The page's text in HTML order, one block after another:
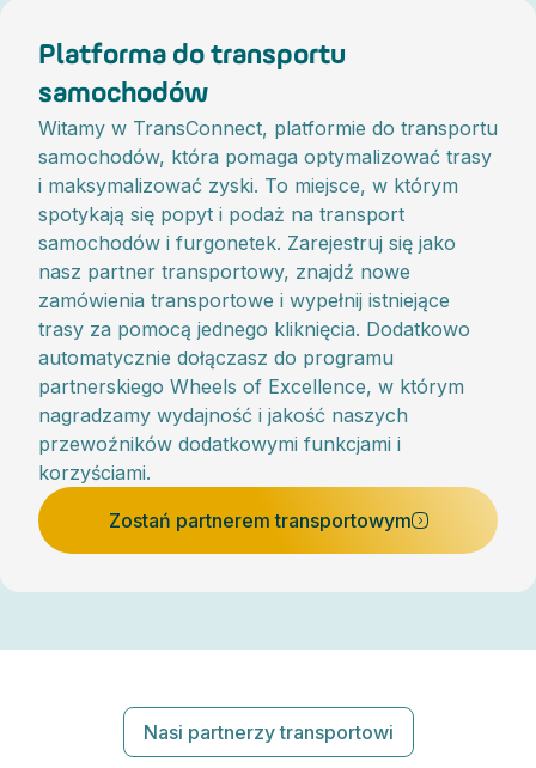
Platforma do transportu
samochodów
Witamy w TransConnect, platformie do transportu
samochodów, która pomaga optymalizować trasy
i maksymalizować zyski. To miejsce, w którym
spotykają się popyt i podaż na transport
samochodów i furgonetek. Zarejestruj się jako
nasz partner transportowy, znajdź nowe
zamówienia transportowe i wypełnij istniejące
trasy za pomocą jednego kliknięcia. Dodatkowo
automatycznie dołączasz do programu
partnerskiego Wheels of Excellence, w którym
nagradzamy wydajność i jakość naszych
przewoźników dodatkowymi funkcjami i
korzyściami.
Zostań partnerem transportowym
Nasi partnerzy transportowi